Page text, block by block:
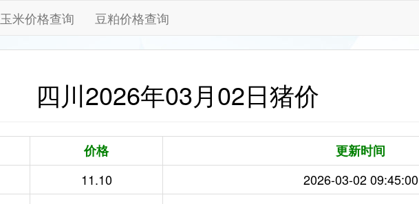
玉米价格查询 豆粕价格查询
四川2026年03月02日猪价
价格
更新时间
11.10
2026-03-02 09:45:00